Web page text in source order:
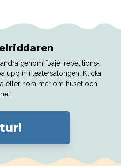
genom foajé, repetitions-
upp in i teatersalongen. Klicka
eller höra mer om huset och